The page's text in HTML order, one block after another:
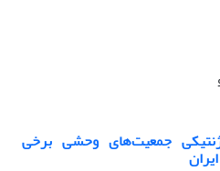
ژنتیکی جمعیت‌های وحشی برخی